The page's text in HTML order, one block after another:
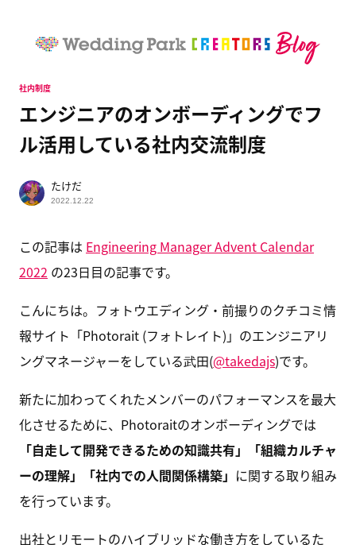
エンジニアのオンボーディングでフ
ル活用している社内交流制度
社内制度
たけだ
2022.12.22
この記事は Engineering Manager Advent Calendar
2022 の23日目の記事です。
こんにちは。フォトウエディング・前撮りのクチコミ情
報サイト「Photorait (フォトレイト)」のエンジニアリ
ングマネージャーをしている武田(@takedajs)です。
新たに加わってくれたメンバーのパフォーマンスを最大
化させるために、Photoraitのオンボーディングでは
「自走して開発できるための知識共有」「組織カルチャ
ーの理解」「社内での人間関係構築」 に関する取り組み
を行っています。
出社とリモートのハイブリッドな働き方をしているた